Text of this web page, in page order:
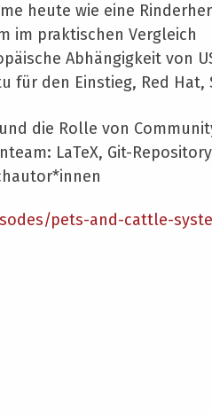
heute wie eine
im praktischen Vergleich
Abhängigkeit von
für den Einstieg, Red Hat,
die Rolle von
LaTeX, Git-
pets-and-cattle-